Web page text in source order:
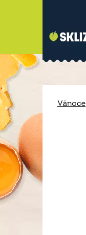
Vánoce